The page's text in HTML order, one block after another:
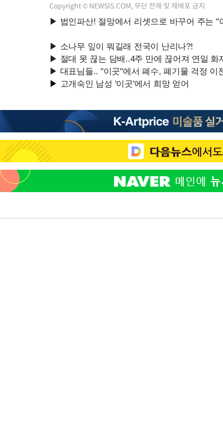
Copyright © NEWSIS.COM, 무단 전재 및 재배포 금지